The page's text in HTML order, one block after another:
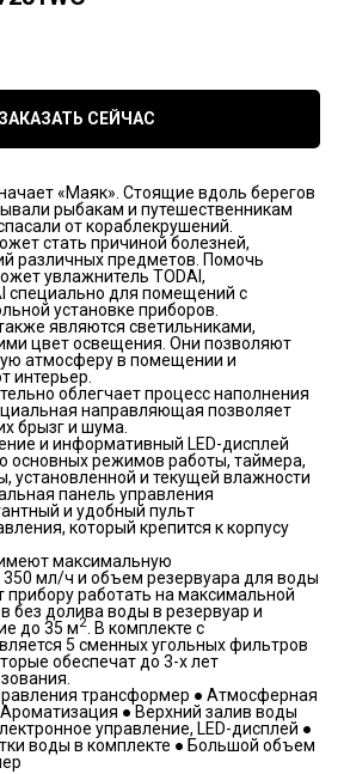
ЗАКАЗАТЬ СЕЙЧАС
«Маяк». Стоящие вдоль берегов
рыбакам и путешественникам
от кораблекрушений.
стать причиной болезней,
различных предметов. Помочь
увлажнитель TODAI,
специально для помещений с
установке приборов.
являются светильниками,
цвет освещения. Они позволяют
атмосферу в помещении и
интерьер.
облегчает процесс наполнения
направляющая позволяет
брызг и шума.
и информативный LED-дисплей
основных режимов работы, таймера,
установленной и текущей влажности
панель управления
и удобный пульт
который крепится к корпусу
максимальную
350 мл/ч и объем резервуара для воды
прибору работать на максимальной
без долива воды в резервуар и
до 35 м2. В комплекте с
5 сменных угольных фильтров
обеспечат до 3-х лет
трансформер ● Атмосферная
● Верхний залив воды
управление, LED-дисплей ●
воды в комплекте ● Большой объем